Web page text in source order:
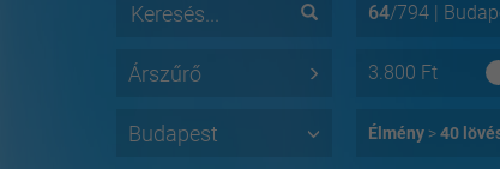
Árszűrő
Budapest
64/794 |
3.800 Ft
Élmény 40